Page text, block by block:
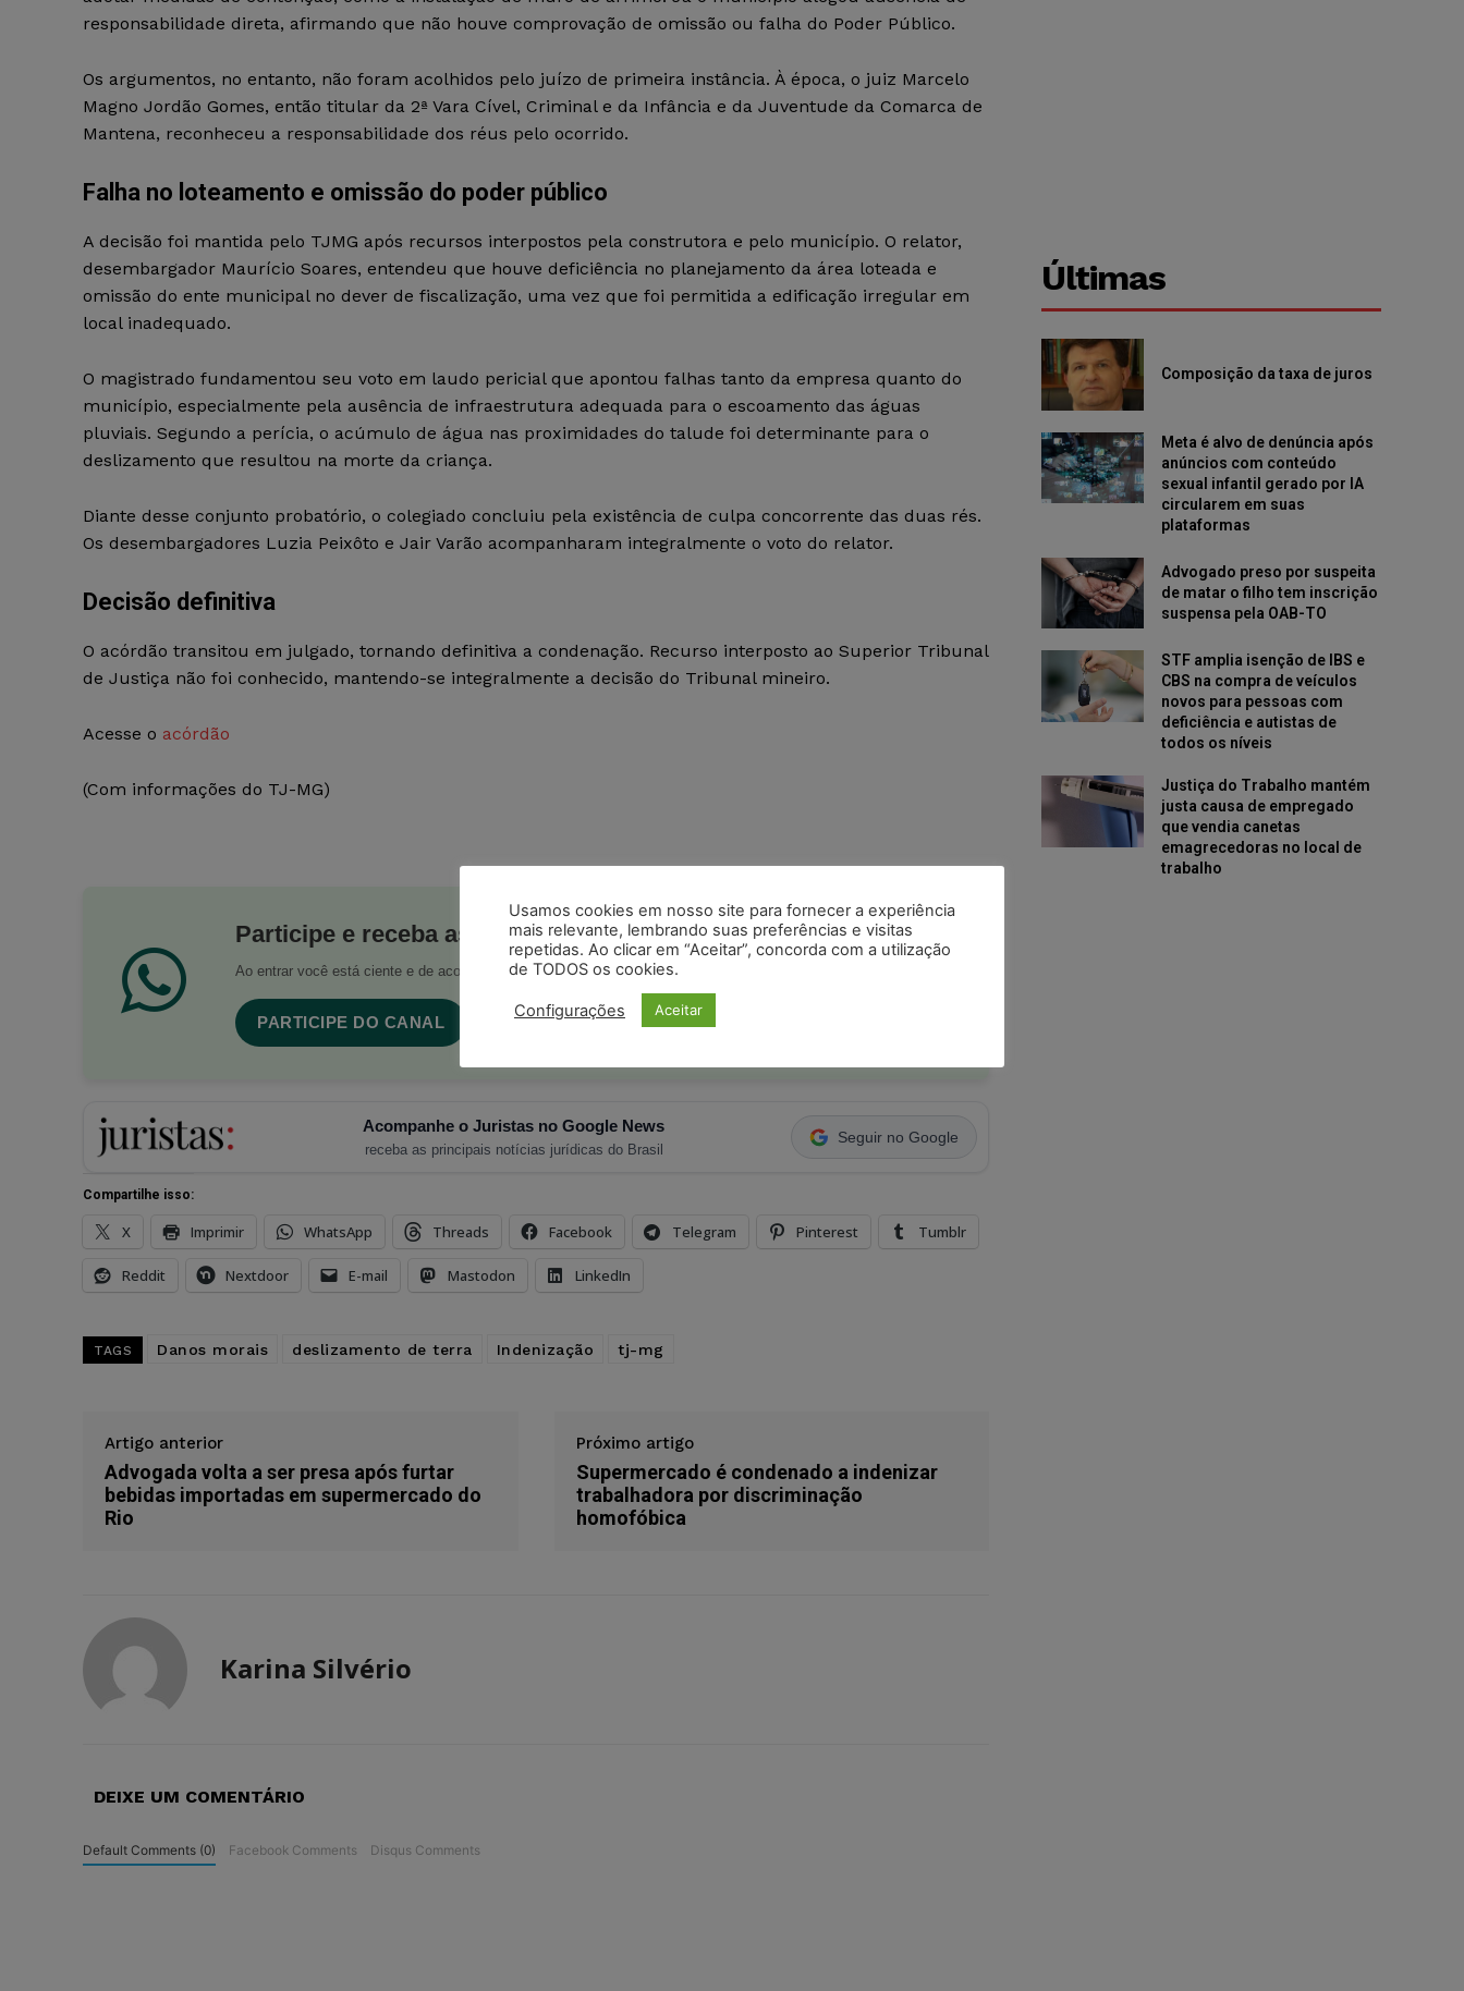
responsabilidade direta, afirmando que não houve comprovação de omissão ou falha do Poder Público.
Os argumentos, no entanto, não foram acolhidos pelo juízo de primeira instância. À época, o juiz Marcelo
Magno Jordão Gomes, então titular da 2ª Vara Cível, Criminal e da Infância e da Juventude da Comarca de
Mantena, reconheceu a responsabilidade dos réus pelo ocorrido.
Falha no loteamento e omissão do poder público
A decisão foi mantida pelo TJMG após recursos interpostos pela construtora e pelo município. O relator,
desembargador Maurício Soares, entendeu que houve deficiência no planejamento da área loteada e
omissão do ente municipal no dever de fiscalização, uma vez que foi permitida a edificação irregular em
local inadequado.
O magistrado fundamentou seu voto em laudo pericial que apontou falhas tanto da empresa quanto do
município, especialmente pela ausência de infraestrutura adequada para o escoamento das águas
pluviais. Segundo a perícia, o acúmulo de água nas proximidades do talude foi determinante para o
deslizamento que resultou na morte da criança.
Diante desse conjunto probatório, o colegiado concluiu pela existência de culpa concorrente das duas rés.
Os desembargadores Luzia Peixôto e Jair Varão acompanharam integralmente o voto do relator.
Decisão definitiva
O acórdão transitou em julgado, tornando definitiva a condenação. Recurso interposto ao Superior Tribunal
de Justiça não foi conhecido, mantendo-se integralmente a decisão do Tribunal mineiro.
Acesse o acórdão
(Com informações do TJ-MG)
Participe e receba as postagens diárias do Portal Juristas.
Ao entrar você está ciente e de acordo com os termos de usoeprivacidade
PARTICIPE DO CANAL
Acompanhe o Juristas no Google News
receba as principais notícias jurídicas do Brasil
Seguir no Google
Compartilhe isso:
X Imprimir WhatsApp Threads Facebook Telegram Pinterest Tumblr
Reddit Nextdoor E-mail Mastodon LinkedIn
TAGS Danos morais deslizamento de terra Indenização tj-mg
Artigo anterior
Advogada volta a ser presa após furtar
bebidas importadas em supermercado do
Rio
Próximo artigo
Supermercado é condenado a indenizar
trabalhadora por discriminação
homofóbica
Karina Silvério
DEIXE UM COMENTÁRIO
Default Comments (0) Facebook Comments Disqus Comments
Últimas
Composição da taxa de juros
Meta é alvo de denúncia após
anúncios com conteúdo
sexual infantil gerado por IA
circularem em suas
plataformas
Advogado preso por suspeita
de matar o filho tem inscrição
suspensa pela OAB-TO
STF amplia isenção de IBS e
CBS na compra de veículos
novos para pessoas com
deficiência e autistas de
todos os níveis
Justiça do Trabalho mantém
justa causa de empregado
que vendia canetas
emagrecedoras no local de
trabalho
Usamos cookies em nosso site para fornecer a experiência
mais relevante, lembrando suas preferências e visitas
repetidas. Ao clicar em “Aceitar”, concorda com a utilização
de TODOS os cookies.
Configurações Aceitar